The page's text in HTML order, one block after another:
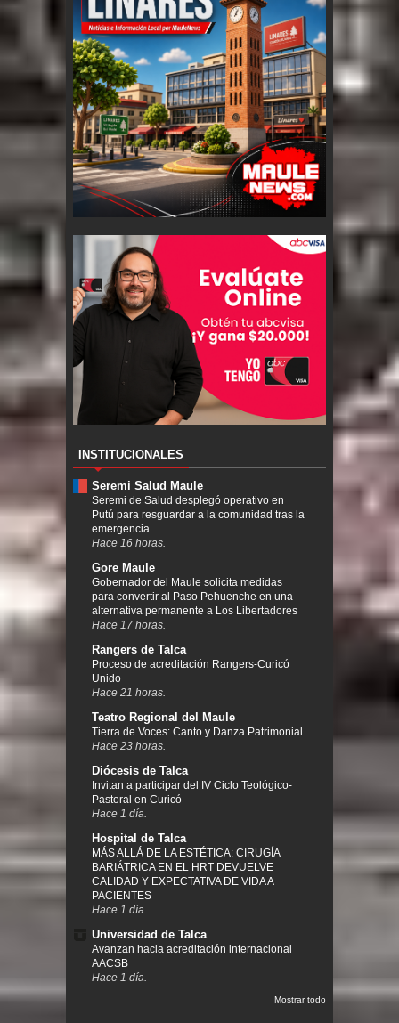
INSTITUCIONALES
Seremi Salud Maule
Seremi de Salud desplegó operativo en
Putú para resguardar a la comunidad tras la
emergencia
Hace 16 horas.
Gore Maule
Gobernador del Maule solicita medidas
para convertir al Paso Pehuenche en una
alternativa permanente a Los Libertadores
Hace 17 horas.
Rangers de Talca
Proceso de acreditación Rangers-Curicó
Unido
Hace 21 horas.
Teatro Regional del Maule
Tierra de Voces: Canto y Danza Patrimonial
Hace 23 horas.
Diócesis de Talca
Invitan a participar del IV Ciclo Teológico-
Pastoral en Curicó
Hace 1 día.
Hospital de Talca
MÁS ALLÁ DE LA ESTÉTICA: CIRUGÍA
BARIÁTRICA EN EL HRT DEVUELVE
CALIDAD Y EXPECTATIVA DE VIDA A
PACIENTES
Hace 1 día.
Universidad de Talca
Avanzan hacia acreditación internacional
AACSB
Hace 1 día.
Mostrar todo